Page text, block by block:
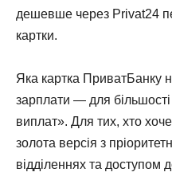
дешевше через Privat24
картки.
Яка картка ПриватБанку
зарплати — для
виплат». Для тих, хто
золота версія з
відділеннях та доступом